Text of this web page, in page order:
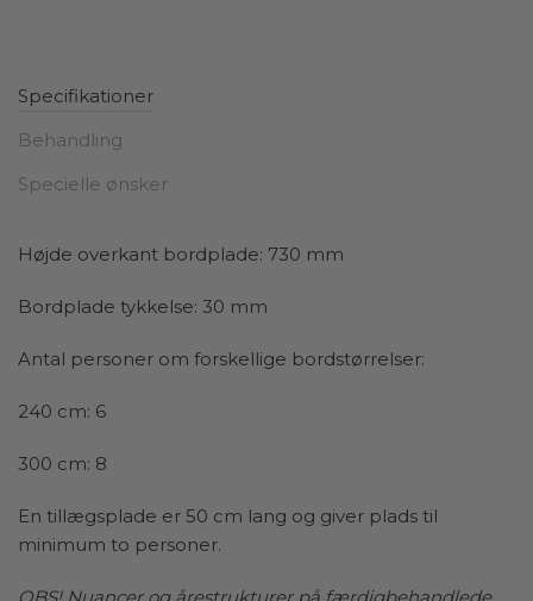
pulverlakerede stålrør, som tilfører en interessant
kontrast til det bløde træ. Det unikke design af stellet
skaber en balance mellem rå styrke og naturlig
former, hvilket gør dette træ spisebord til et alsidigt
valg, der passer til både moderne og klassiske
særligt – det er også ekstremt holdbart. Træet er af høj
stål sikrer stabilitet og lang levetid. Denne kombination
til både formelle middage og hyggelige
hverdagsmåltider.
Specifikationer
Behandling
Specielle ønsker
Højde overkant bordplade: 730 mm
Bordplade tykkelse: 30 mm
Antal personer om forskellige bordstørrelser:
240 cm: 6
300 cm: 8
En tillægsplade er 50 cm lang og giver plads til
minimum to personer.